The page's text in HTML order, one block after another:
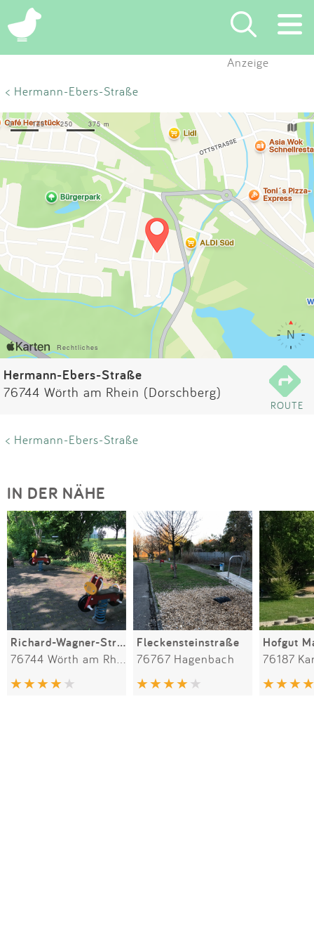
×
Suchen
Eintragen
App
Blog
Partner
Kontakt
Impressum
Anmelden
Anzeige
< Hermann-Ebers-Straße
Hermann-Ebers-Straße
76744 Wörth am Rhein (Dorschberg)
ROUTE
< Hermann-Ebers-Straße
IN DER NÄHE
Richard-Wagner-Straße Fleckensteinstraße
76767 Hagenbach
Hofgut
76187